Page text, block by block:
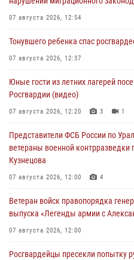
07 августа 2026, 12:54
Тонувшего ребенка спас
07 августа 2026, 12:37
Юные гости из летних лагерей
Росгвардии (видео)
07 августа 2026, 12:20 3 1
Представители ФСБ России по
ветераны военной контрразведки
Кузнецова
07 августа 2026, 12:00 4
Ветеран войск правопорядка
выпуска «Легенды армии с
07 августа 2026, 12:00
Росгвардейцы пресекли попытку